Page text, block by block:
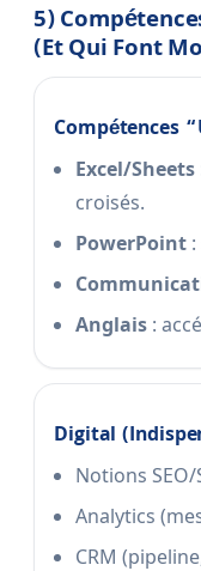
5)
(et Qui Font
Compétences
Excel/Sheets
croisés.
PowerPoint
Anglais :
Digital
Notions SEO/
Analytics
CRM